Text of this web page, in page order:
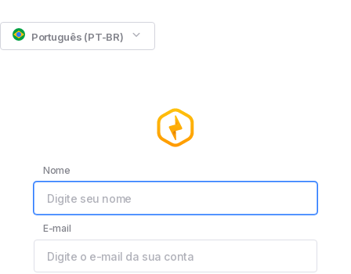
Português (PT-BR)
Nome
E-mail